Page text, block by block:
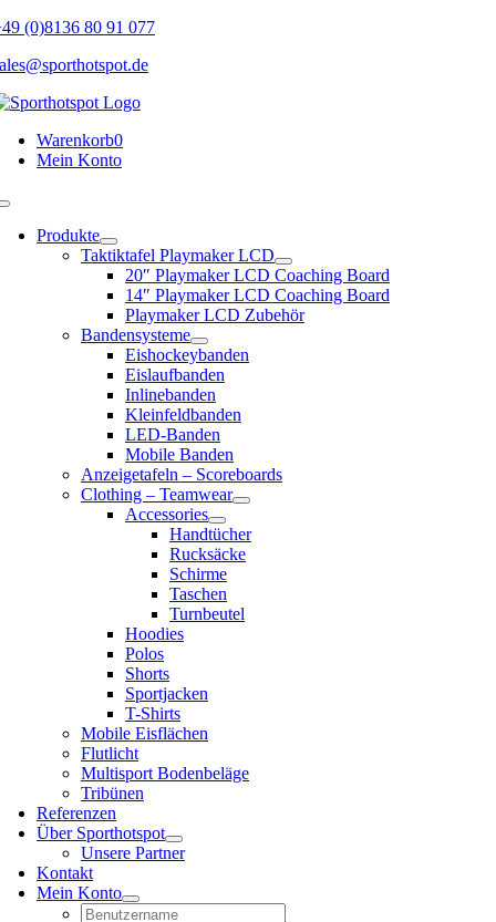
Skip
content
(0)8136 80 91 077
Warenkorb0
Mein Konto
Toggle
NavigationProdukte
Taktiktafel Playmaker LCD
20″ Playmaker LCD Coaching Board
14″ Playmaker LCD Coaching Board
Playmaker LCD Zubehör
Bandensysteme
Eishockeybanden
Eislaufbanden
Inlinebanden
Kleinfeldbanden
LED-Banden
Mobile Banden
Anzeigetafeln – Scoreboards
Clothing – Teamwear
Accessories
Handtücher
Rucksäcke
Schirme
Taschen
Turnbeutel
Hoodies
Polos
Shorts
Sportjacken
T-Shirts
Mobile Eisflächen
Flutlicht
Multisport Bodenbeläge
Tribünen
Referenzen
Über Sporthotspot
Unsere Partner
Kontakt
Mein Konto
Username: